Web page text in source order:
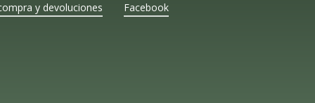
y devoluciones
Facebook